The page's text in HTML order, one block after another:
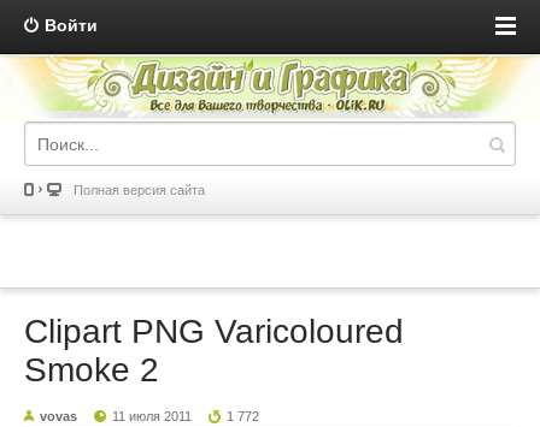
Войти
Полная версия сайта
Clipart PNG Varicoloured
Smoke 2
vovas 11 июля 2011 1 772